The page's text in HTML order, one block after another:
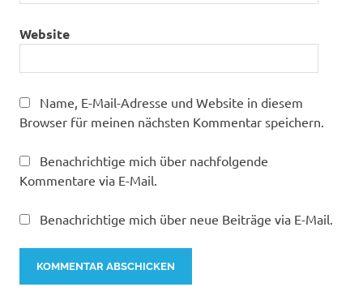
Website
Name, E-Mail-Adresse und Website in diesem
Browser für meinen nächsten Kommentar speichern.
Benachrichtige mich über nachfolgende
Kommentare via E-Mail.
Benachrichtige mich über neue Beiträge via E-Mail.